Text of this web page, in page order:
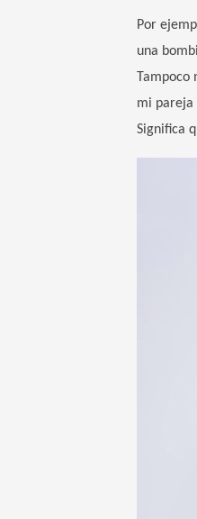
Por
una
Tampoco
mi pareja
Significa